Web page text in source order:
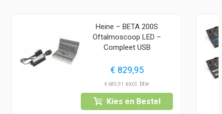
Heine – BETA 200S
Oftalmoscoop LED –
Compleet USB
€ 829,95
€ 685,91
Kies en Bestel